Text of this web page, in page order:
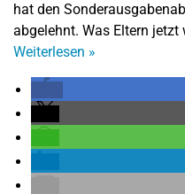
hat den
abgelehnt. Was Eltern jetzt
Weiterlesen »